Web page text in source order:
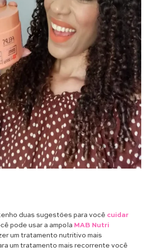
duas sugestões para você cuidar
pode usar a ampola MAB Nutri
um tratamento nutritivo mais
um tratamento mais recorrente você